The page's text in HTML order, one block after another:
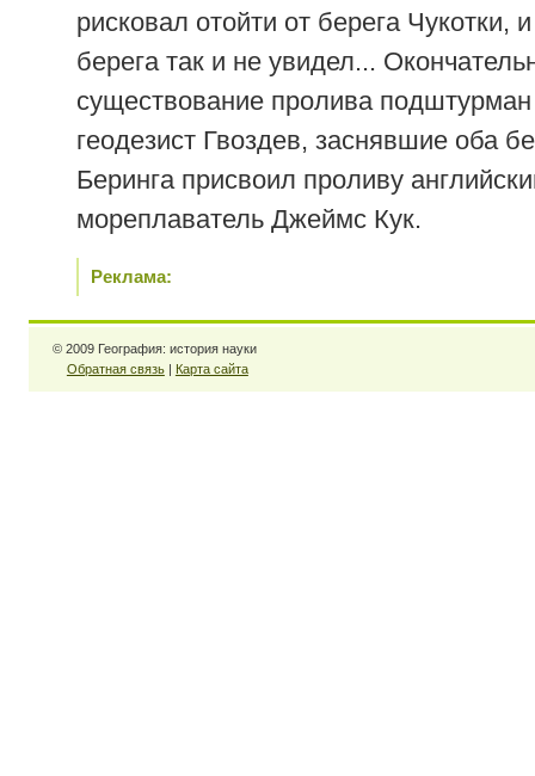
рисковал отойти от берега Чукотки,
берега так и не увидел...
существование пролива
геодезист Гвоздев, заснявшие оба
Беринга присвоил проливу
мореплаватель Джеймс Кук.
Реклама:
© 2009 География: история науки
Обратная связь| Карта сайта